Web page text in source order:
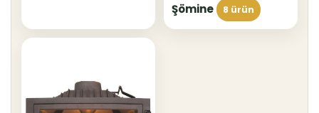
Şömine 8 ürün